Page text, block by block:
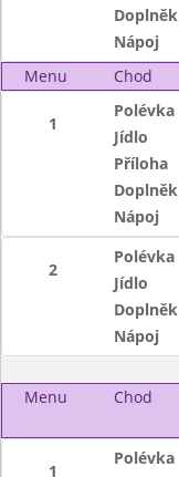
Doplněk
Nápoj
Menu
Chod
1
Polévka
Jídlo
Příloha
Doplněk
Nápoj
2
Polévka
Jídlo
Doplněk
Nápoj
Menu Chod
1
Polévka